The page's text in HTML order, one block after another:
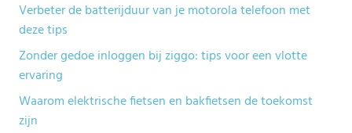
Verbeter de batterijduur van je motorola telefoon met
deze tips
Zonder gedoe inloggen bij ziggo: tips voor een vlotte
ervaring
Waarom elektrische fietsen en bakfietsen de toekomst
zijn